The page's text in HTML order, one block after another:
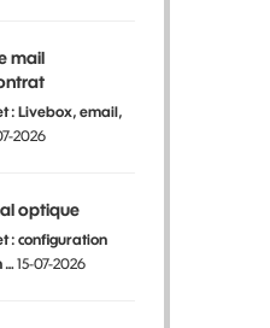
mail
: Livebox, email,
2026
optique
: configuration
…15-07-2026